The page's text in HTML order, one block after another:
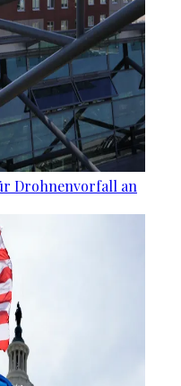
Drohnenvorfall an